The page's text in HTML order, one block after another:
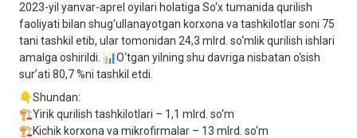
2023-yil yanvar-aprel oyilari holatiga So‘x tumanida qurilish
faoliyati bilan shug‘ullanayotgan korxona va tashkilotlar soni 75
tani tashkil etib, ular tomonidan 24,3 mlrd. so‘mlik qurilish ishlari
amalga oshirildi. 📊O‘tgan yilning shu davriga nisbatan o‘sish
sur’ati 80,7 %ni tashkil etdi.
👇Shundan:
🏗Yirik qurilish tashkilotlari – 1,1 mlrd. so‘m
🏗Kichik korxona va mikrofirmalar – 13 mlrd. so‘m